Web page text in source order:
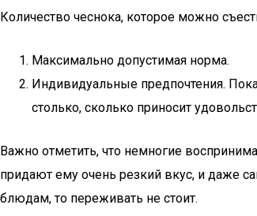
Количество чеснока, которое можно
Максимально допустимая норма.
Индивидуальные предпочтения.
столько, сколько приносит
Важно отметить, что немногие
придают ему очень резкий вкус, и даже
блюдам, то переживать не стоит.